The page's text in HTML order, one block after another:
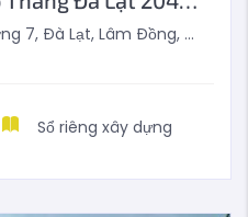
Lạt, Lâm Đồng, Việt Nam
Sổ riêng xây dựng